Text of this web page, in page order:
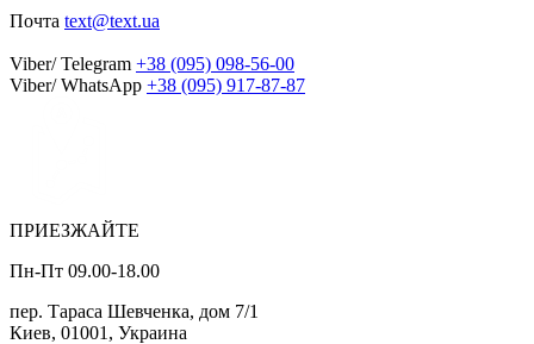
Почта text@text.ua
Viber/ Telegram +38 (095) 098-56-00
Viber/ WhatsApp +38 (095) 917-87-87
ПРИЕЗЖАЙТЕ
Пн-Пт 09.00-18.00
пер. Тараса Шевченка, дом 7/1
Киев, 01001, Украина